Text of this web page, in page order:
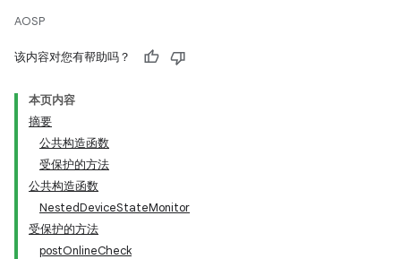
AOSP
该内容对您有帮助吗？
本页内容
摘要
公共构造函数
受保护的方法
公共构造函数
NestedDeviceStateMonitor
受保护的方法
postOnlineCheck